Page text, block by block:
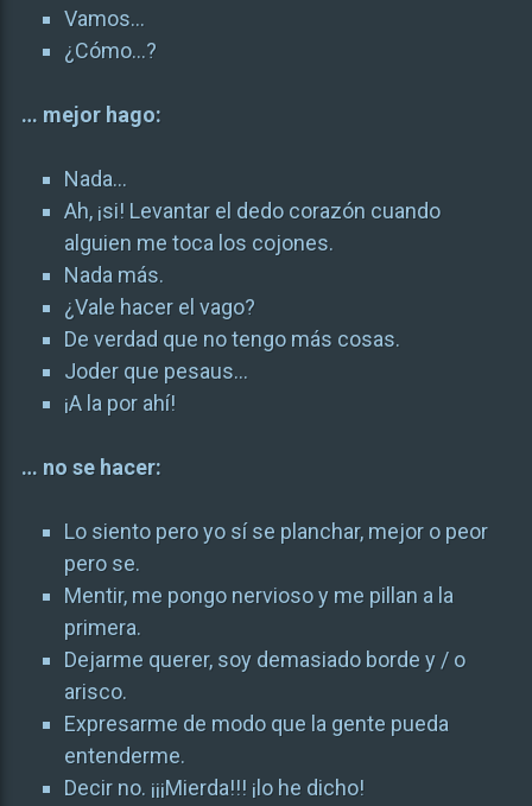
Vamos…
¿Cómo…?
… mejor hago:
Nada…
Ah, ¡si! Levantar el dedo corazón cuando
alguien me toca los cojones.
Nada más.
¿Vale hacer el vago?
De verdad que no tengo más cosas.
Joder que pesaus…
¡A la por ahí!
… no se hacer:
Lo siento pero yo sí se planchar, mejor o peor
pero se.
Mentir, me pongo nervioso y me pillan a la
primera.
Dejarme querer, soy demasiado borde y / o
arisco.
Expresarme de modo que la gente pueda
entenderme.
Decir no. ¡¡¡Mierda!!! ¡lo he dicho!